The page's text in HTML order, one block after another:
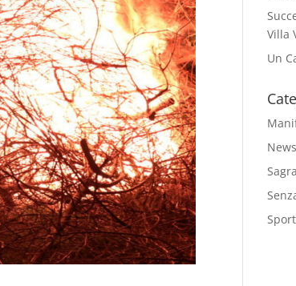
Villa
Un
News
Sagra
Sport